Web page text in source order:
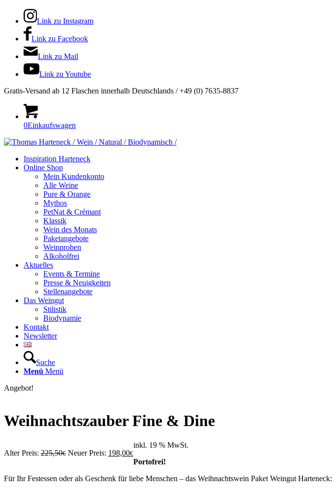
Link zu Instagram
Link zu Facebook
Link zu Mail
Link zu Youtube
Gratis-Versand ab 12 Flaschen innerhalb Deutschlands / +49 (0) 7635-8837
0Einkaufswagen
Inspiration Harteneck
Online Shop
Mein Kundenkonto
Alle Weine
Pure & Orange
Mythos
PetNat & Crémant
Klassik
Wein des Monats
Paketangebote
Weinproben
Alkoholfrei
Aktuelles
Events & Termine
Presse & Neuigkeiten
Stellenangebote
Das Weingut
Stilistik
Biodynamie
Kontakt
Newsletter
Suche
Menü Menü
Angebot!
Weihnachtszauber Fine & Dine
Alter Preis: 225,50€ Ursprünglicher
225,50€
Neuer Preis: 198,00€Aktueller
Preis
198,00€.
inkl. 19 % MwSt.
Portofrei!
Für Ihr Festessen oder als Geschenk für liebe Menschen – das Weihnachtswein Paket Weingut Harteneck: